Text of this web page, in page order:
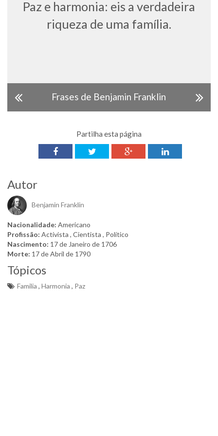
Paz e harmonia: eis a verdadeira
riqueza de uma família.
Frases de Benjamin Franklin
Partilha esta página
Autor
Benjamin Franklin
Nacionalidade: Americano
Profissão: Activista , Cientista , Político
Nascimento: 17 de Janeiro de 1706
Morte: 17 de Abril de 1790
Tópicos
Familia , Harmonia , Paz